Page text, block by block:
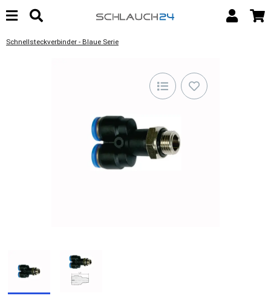
Schnellsteckverbinder - Blaue Serie